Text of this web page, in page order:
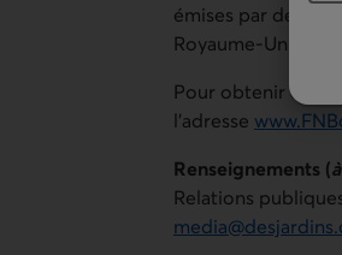
émises par des
Royaume-Uni.
Pour obtenir de
l’adresse
Renseignements (
Relations